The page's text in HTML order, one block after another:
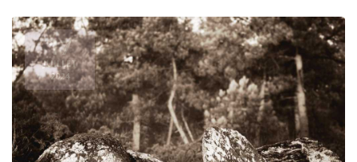
17
JUILLET
2024